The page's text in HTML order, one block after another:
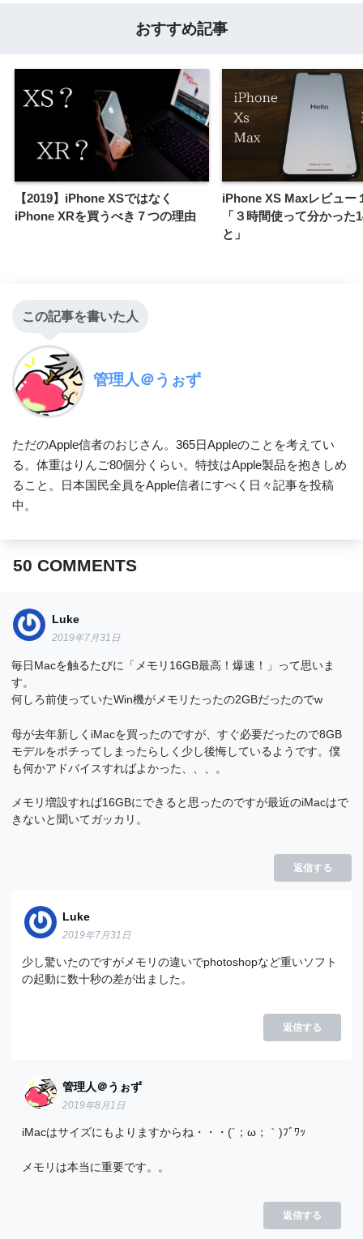
おすすめ記事
【2019】iPhone XSではなく
iPhone XRを買うべき７つの理由
iPhone XS Maxレビュー
「３時間使って分かった
と」
この記事を書いた人
管理人＠うぉず
ただのApple信者のおじさん。365日Appleのことを考えてい
る。体重はりんご80個分くらい。特技はApple製品を抱きしめ
ること。日本国民全員をApple信者にすべく日々記事を投稿
中。
50 COMMENTS
Luke
2019年7月31日
毎日Macを触るたびに「メモリ16GB最高！爆速！」って思いま
す。
何しろ前使っていたWin機がメモリたったの2GBだったのでw
母が去年新しくiMacを買ったのですが、すぐ必要だったので8GB
モデルをポチってしまったらしく少し後悔しているようです。僕
も何かアドバイスすればよかった、、、。
メモリ増設すれば16GBにできると思ったのですが最近のiMacはで
きないと聞いてガッカリ。
返信する
Luke
2019年7月31日
少し驚いたのですがメモリの違いでphotoshopなど重いソフト
の起動に数十秒の差が出ました。
返信する
管理人＠うぉず
2019年8月1日
iMacはサイズにもよりますからね・・・(´；ω；｀)ﾌﾞﾜｯ
メモリは本当に重要です。。
返信する